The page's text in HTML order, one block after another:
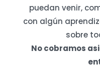
puedan venir,
con algún
sobre
No cobramos